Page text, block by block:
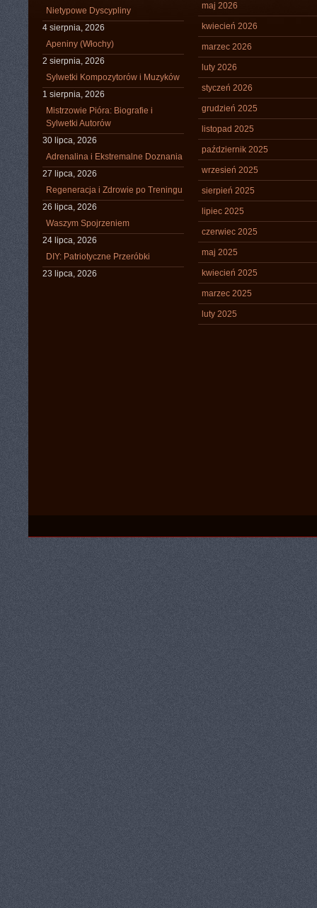
Nietypowe Dyscypliny
4 sierpnia, 2026
Apeniny (Włochy)
2 sierpnia, 2026
Sylwetki Kompozytorów i Muzyków
1 sierpnia, 2026
Mistrzowie Pióra: Biografie i
Sylwetki Autorów
30 lipca, 2026
Adrenalina i Ekstremalne Doznania
27 lipca, 2026
Regeneracja i Zdrowie po Treningu
26 lipca, 2026
Waszym Spojrzeniem
24 lipca, 2026
DIY: Patriotyczne Przeróbki
23 lipca, 2026
maj 2026
kwiecień 2026
marzec 2026
luty 2026
styczeń 2026
grudzień 2025
listopad 2025
październik 2025
wrzesień 2025
sierpień 2025
lipiec 2025
czerwiec 2025
maj 2025
kwiecień 2025
marzec 2025
luty 2025